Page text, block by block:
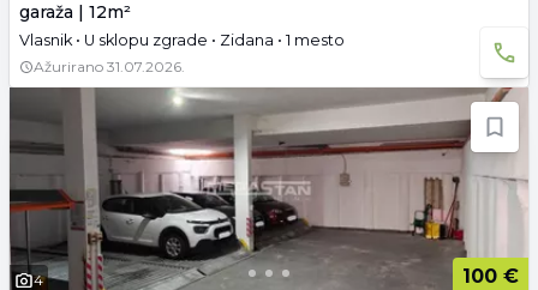
garaža | 12m²
Vlasnik • U sklopu zgrade • Zidana • 1 mesto
Ažurirano 31.07.2026.
4
100 €